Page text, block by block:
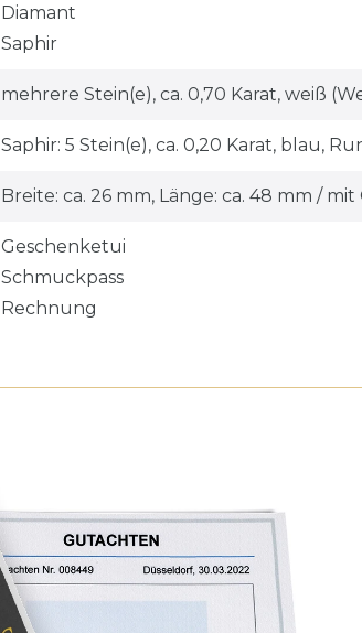
Diamant
Saphir
mehrere Stein(e), ca. 0,70 Karat, weiß
Saphir: 5 Stein(e), ca. 0,20 Karat, blau,
Breite: ca. 26 mm, Länge: ca. 48 mm /
Geschenketui
Schmuckpass
Rechnung